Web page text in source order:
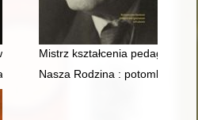
miejsca i okultyzm III Rzeszy
Mistrz kształcenia
Pożarnej w Kożuchowie (1925-
Nasza Rodzina : potomkowie